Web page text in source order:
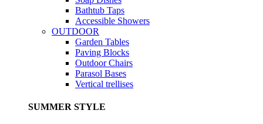
Bathtub Taps
Accessible Showers
OUTDOOR
Garden Tables
Paving Blocks
Outdoor Chairs
Parasol Bases
Vertical trellises
SUMMER STYLE